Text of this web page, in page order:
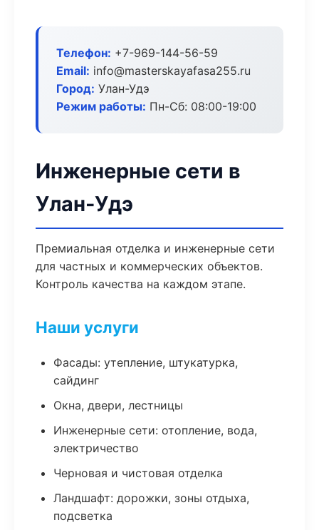
Телефон: +7-969-144-56-59
Email: info@masterskayafasa255.ru
Город: Улан-Удэ
Режим работы: Пн-Сб: 08:00-19:00
Инженерные сети в
Улан-Удэ
Премиальная отделка и инженерные сети
для частных и коммерческих объектов.
Контроль качества на каждом этапе.
Наши услуги
Фасады: утепление, штукатурка,
сайдинг
Окна, двери, лестницы
Инженерные сети: отопление, вода,
электричество
Черновая и чистовая отделка
Ландшафт: дорожки, зоны отдыха,
подсветка